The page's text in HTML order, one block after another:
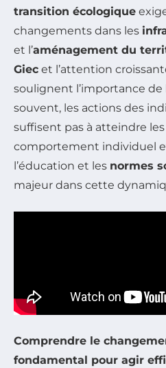
transition écologique
changements dans les
et l’aménagement du
Giec et l’attention
soulignent l’importance de
souvent, les actions des
suffisent pas à atteindre
comportement individuel
l’éducation et les normes
majeur dans cette
Comprendre le
fondamental pour agir